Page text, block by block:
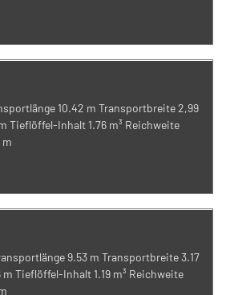
10.42 m Transportbreite 2,99
Tieflöffel-Inhalt 1.76 m³ Reichweite
m
9.53 m Transportbreite 3.17
Tieflöffel-Inhalt 1.19 m³ Reichweite